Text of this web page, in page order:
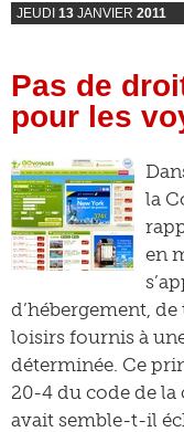
JEUDI 13 JANVIER 2011
Pas de
pour les
la
en
d’hébergement,
loisirs fournis à
déterminée. Ce
20-4 du code de
avait semble-t-il